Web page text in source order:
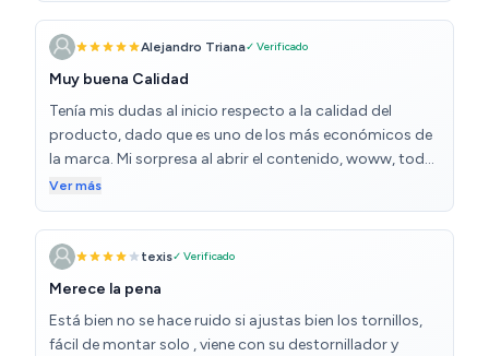
Alejandro Triana✓ Verificado
Muy buena Calidad
Tenía mis dudas al inicio respecto a la calidad del
producto, dado que es uno de los más económicos de
la marca. Mi sorpresa al abrir el contenido, woww, todo
se encuentra muy bien embalado, protegido de
rayaduras y organizado,contiene manual de
instrucciones, muy entendible e ilustrativo, cada
componente viene marcado haciendo su ensamble
entendible y fácil, además incluye herramienta muy útil
para su ensamble. (He comprado otras referencias de
otros proveedores llevándome gran decepción). Una
pintura y soldaduras resistentes, y los componentes se
Ver más
texis✓ Verificado
Merece la pena
Está bien no se hace ruido si ajustas bien los tornillos,
fácil de montar solo , viene con su destornillador y